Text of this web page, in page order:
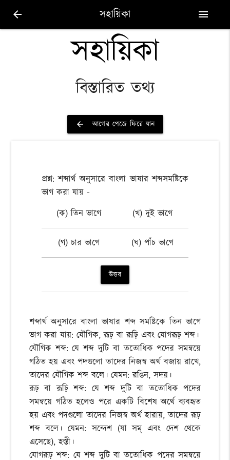
arrow_back সহায়িকা menu
সহায়িকা
বিস্তারিত তথ্য
arrow_back আগের পেজে ফিরে যান
প্রশ্ন: শব্দার্থ অনুসারে বাংলা ভাষার শব্দসমষ্টিকে
ভাগ করা যায় -
(ক) তিন ভাগে
(খ) দুই ভাগে
(গ) চার ভাগে (ঘ) পাঁচ ভাগে
উত্তর
শব্দার্থ অনুসারে বাংলা ভাষার শব্দ সমষ্টিকে তিন ভাগে
ভাগ করা যায়: যৌগিক, রূঢ় বা রূঢ়ি এবং যোগরূঢ় শব্দ।
যৌগিক শব্দ: যে শব্দ দুটি বা ততোধিক পদের সমন্বয়ে
গঠিত হয় এবং পদগুলো তাদের নিজস্ব অর্থ বজায় রাখে,
তাদের যৌগিক শব্দ বলে। যেমন: রঙিন, সদয়।
রূঢ় বা রূঢ়ি শব্দ: যে শব্দ দুটি বা ততোধিক পদের
সমন্বয়ে গঠিত হলেও পরে একটি বিশেষ অর্থে ব্যবহৃত
হয় এবং পদগুলো তাদের নিজস্ব অর্থ হারায়, তাদের রূঢ়
শব্দ বলে। যেমন: সন্দেশ (যা সম্ এবং দেশ থেকে
এসেছে), হস্তী।
যোগরূঢ় শব্দ: যে শব্দ দুটি বা ততোধিক পদের সমন্বয়ে